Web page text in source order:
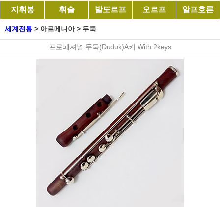
지휘봉 휘슬 발도르프 오르프 알프호른
세계전통 > 아르메니아> 두둑
프로페셔널 두둑(Duduk)A키 With 2keys